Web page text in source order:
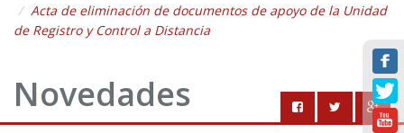
Acta de eliminación de documentos de apoyo de la Unidad
de Registro y Control a Distancia
Novedades